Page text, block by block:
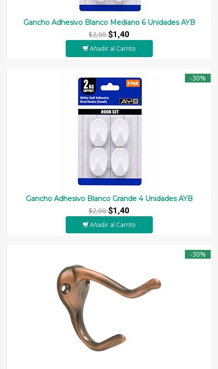
Gancho Adhesivo Blanco Mediano 6 Unidades AYB
$2,00$1,40
Añadir al Carrito
-30%
Gancho Adhesivo Blanco Grande 4 Unidades AYB
$2,00$1,40
Añadir al Carrito
-30%